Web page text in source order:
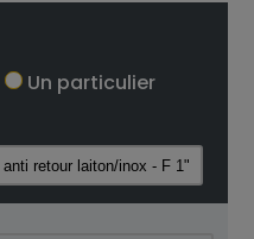
Un particulier